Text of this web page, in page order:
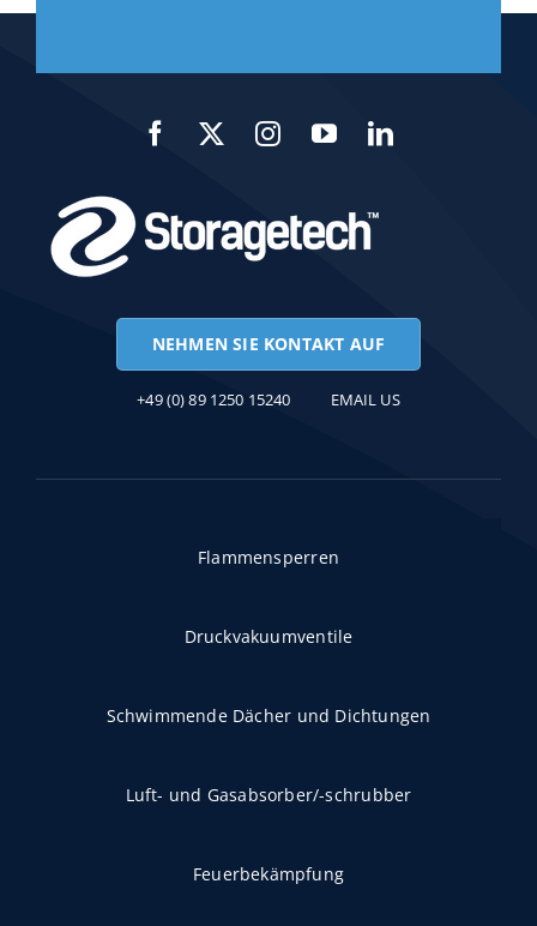
NEHMEN SIE KONTAKT AUF
Flammensperren
Druckvakuumventile
Schwimmende Dächer und Dichtungen
Luft- und Gasabsorber/-schrubber
Feuerbekämpfung
+49 (0) 89 1250 15240 EMAIL US